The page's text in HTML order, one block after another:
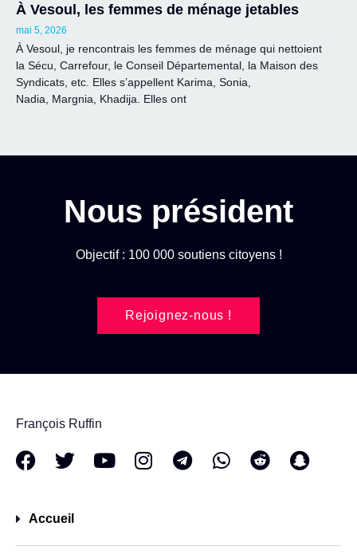
À Vesoul, les femmes de ménage jetables
mai 5, 2026
À Vesoul, je rencontrais les femmes de ménage qui nettoient
la Sécu, Carrefour, le Conseil Départemental, la Maison des
Syndicats, etc. Elles s’appellent Karima, Sonia,
Nadia, Margnia, Khadija. Elles ont
Nous président
Objectif : 100 000 soutiens citoyens !
Rejoignez-nous !
François Ruffin
Accueil